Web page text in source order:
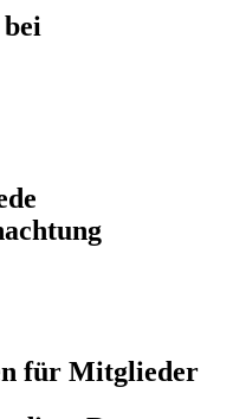
für Mitglieder